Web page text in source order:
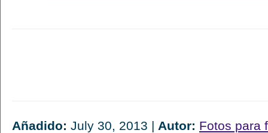
Añadido: July 30, 2013 | Autor: Fotos para